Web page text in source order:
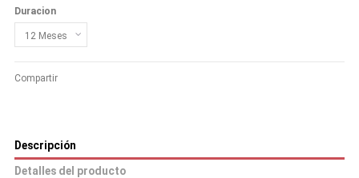
Duracion
Compartir
Descripción
Detalles del producto